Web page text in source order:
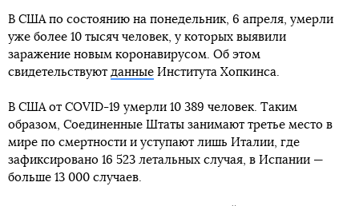
В США по состоянию на понедельник, 6 апреля, умерли
уже более 10 тысяч человек, у которых выявили
заражение новым коронавирусом. Об этом
свидетельствуют данные Института Хопкинса.
В США от COVID-19 умерли 10 389 человек. Таким
образом, Соединенные Штаты занимают третье место в
мире по смертности и уступают лишь Италии, где
зафиксировано 16 523 летальных случая, в Испании —
больше 13 000 случаев.